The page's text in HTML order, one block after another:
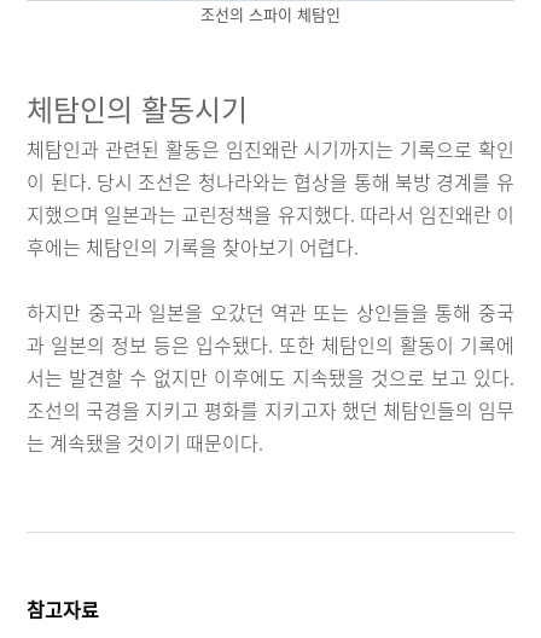
조선의 스파이 체탐인
체탐인의 활동시기
체탐인과 관련된 활동은 임진왜란 시기까지는 기록으로 확인
이 된다. 당시 조선은 청나라와는 협상을 통해 북방 경계를 유
지했으며 일본과는 교린정책을 유지했다. 따라서 임진왜란 이
후에는 체탐인의 기록을 찾아보기 어렵다.
하지만 중국과 일본을 오갔던 역관 또는 상인들을 통해 중국
과 일본의 정보 등은 입수됐다. 또한 체탐인의 활동이 기록에
서는 발견할 수 없지만 이후에도 지속됐을 것으로 보고 있다.
조선의 국경을 지키고 평화를 지키고자 했던 체탐인들의 임무
는 계속됐을 것이기 때문이다.
참고자료